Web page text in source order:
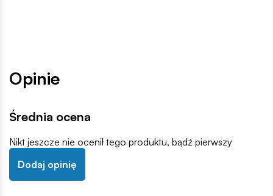
Opinie
Średnia ocena
Nikt jeszcze nie ocenił tego produktu, bądź pierwszy
Dodaj opinię